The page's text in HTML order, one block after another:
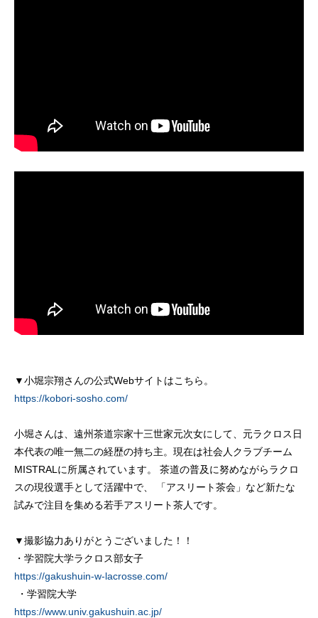
▼小堀宗翔さんの公式Webサイトはこちら。
https://kobori-sosho.com/
小堀さんは、遠州茶道宗家十三世家元次女にして、元ラクロス日
本代表の唯一無二の経歴の持ち主。現在は社会人クラブチーム
MISTRALに所属されています。 茶道の普及に努めながらラクロ
スの現役選手として活躍中で、 「アスリート茶会」など新たな
試みで注目を集める若手アスリート茶人です。
▼撮影協力ありがとうございました！！
・学習院大学ラクロス部女子
https://gakushuin-w-lacrosse.com/
​ ・学習院大学
https://www.univ.gakushuin.ac.jp/